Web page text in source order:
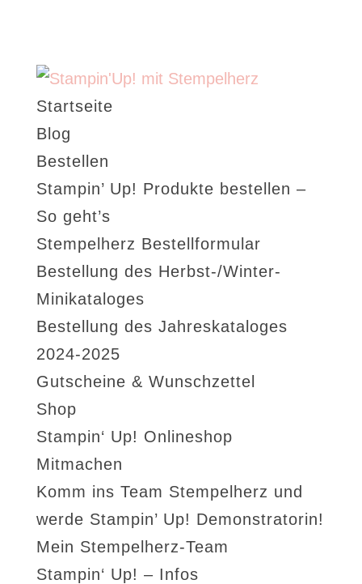
Startseite
Blog
Bestellen
Stampin’ Up! Produkte bestellen –
So geht’s
Stempelherz Bestellformular
Bestellung des Herbst-/Winter-
Minikataloges
Bestellung des Jahreskataloges
2024-2025
Gutscheine & Wunschzettel
Shop
Stampin‘ Up! Onlineshop
Mitmachen
Komm ins Team Stempelherz und
werde Stampin’ Up! Demonstratorin!
Mein Stempelherz-Team
Stampin‘ Up! – Infos